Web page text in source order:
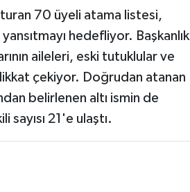
70 üyeli atama listesi,
hedefliyor. Başkanlık
aileleri, eski tutuklular ve
çekiyor. Doğrudan atanan
belirlenen altı ismin de
21'e ulaştı.